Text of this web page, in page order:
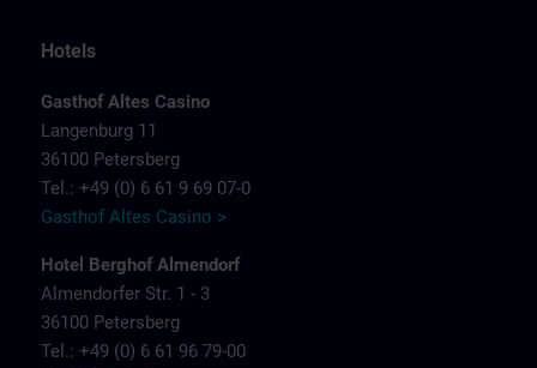
Hotels
Gasthof Altes Casino
Langenburg 11
36100 Petersberg
Tel.: +49 (0) 6 61 9 69 07-0
Gasthof Altes Casino >
Hotel Berghof Almendorf
Almendorfer Str. 1 - 3
36100 Petersberg
Tel.: +49 (0) 6 61 96 79-00